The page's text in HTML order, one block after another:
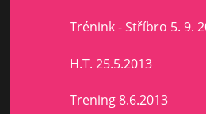
Trénink - Stříbro 5. 9.
H.T. 25.5.2013
Trening 8.6.2013